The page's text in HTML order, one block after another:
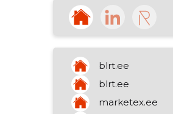
vaba aja veetmise
kinnisvara rentimine
sadamate töö
blrt.ee
blrt.ee
marketex.ee